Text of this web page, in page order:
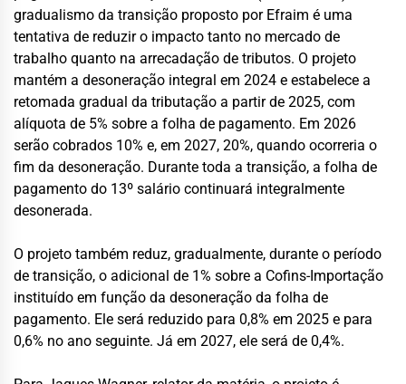
gradualismo da transição proposto por Efraim é uma
tentativa de reduzir o impacto tanto no mercado de
trabalho quanto na arrecadação de tributos. O projeto
mantém a desoneração integral em 2024 e estabelece a
retomada gradual da tributação a partir de 2025, com
alíquota de 5% sobre a folha de pagamento. Em 2026
serão cobrados 10% e, em 2027, 20%, quando ocorreria o
fim da desoneração. Durante toda a transição, a folha de
pagamento do 13º salário continuará integralmente
desonerada.
O projeto também reduz, gradualmente, durante o período
de transição, o adicional de 1% sobre a Cofins-Importação
instituído em função da desoneração da folha de
pagamento. Ele será reduzido para 0,8% em 2025 e para
0,6% no ano seguinte. Já em 2027, ele será de 0,4%.